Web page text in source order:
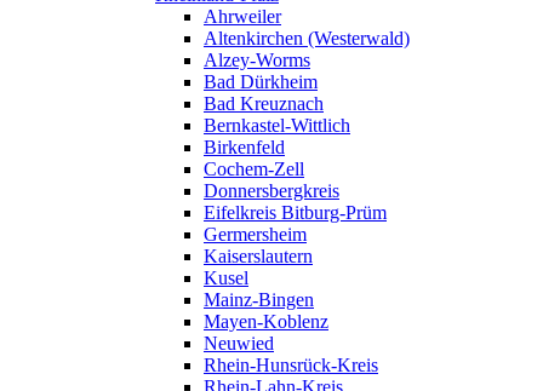
Ahrweiler
Altenkirchen (Westerwald)
Alzey-Worms
Bad Dürkheim
Bad Kreuznach
Bernkastel-Wittlich
Birkenfeld
Cochem-Zell
Donnersbergkreis
Eifelkreis Bitburg-Prüm
Germersheim
Kaiserslautern
Kusel
Mainz-Bingen
Mayen-Koblenz
Neuwied
Rhein-Hunsrück-Kreis
Rhein-Lahn-Kreis